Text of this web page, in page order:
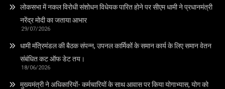
लोकसभा में नकल विरोधी संशोधन विधेयक पारित होने पर सीएम धामी ने प्रधानमंत्री
नरेंद्र मोदी का जताया आभार
29/07/2026
धामी मंत्रिमंडल की बैठक संपन्न, उपनल कार्मिकों के समान कार्य के लिए समान वेतन
संबंधित कट ऑफ डेट तय।
18/06/2026
मुख्यमंत्री ने अधिकारियों- कर्मचारियों के साथ आवास पर किया योगाभ्यास, योग को